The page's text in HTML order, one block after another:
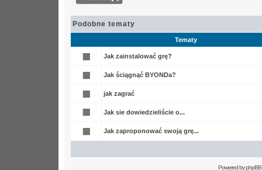
Podobne tematy
Tematy
Jak zainstalować grę?
Jak ściągnąć BYONDa?
jak zagrać
Jak sie dowiedzieliście o...
Jak zaproponować swoją grę...
Powered byphpBB